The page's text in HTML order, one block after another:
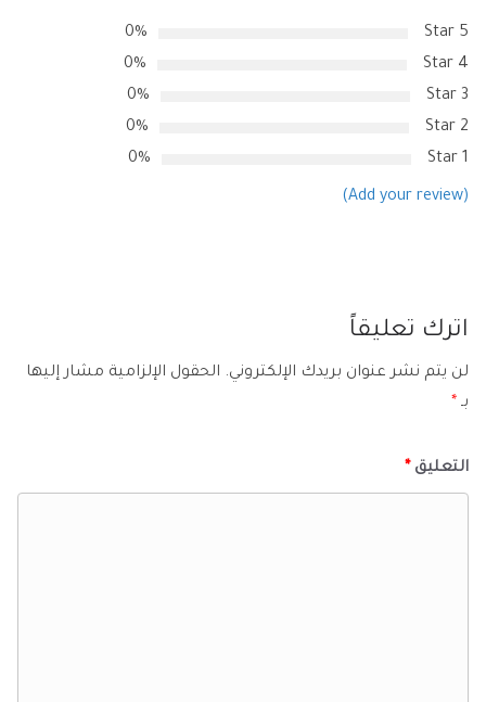
5 Star
0%
4 Star
0%
3 Star
0%
2 Star
0%
1 Star
0%
(Add your review)
اترك تعليقاً
لن يتم نشر عنوان بريدك الإلكتروني. الحقول الإلزامية مشار إليها
بـ *
التعليق *